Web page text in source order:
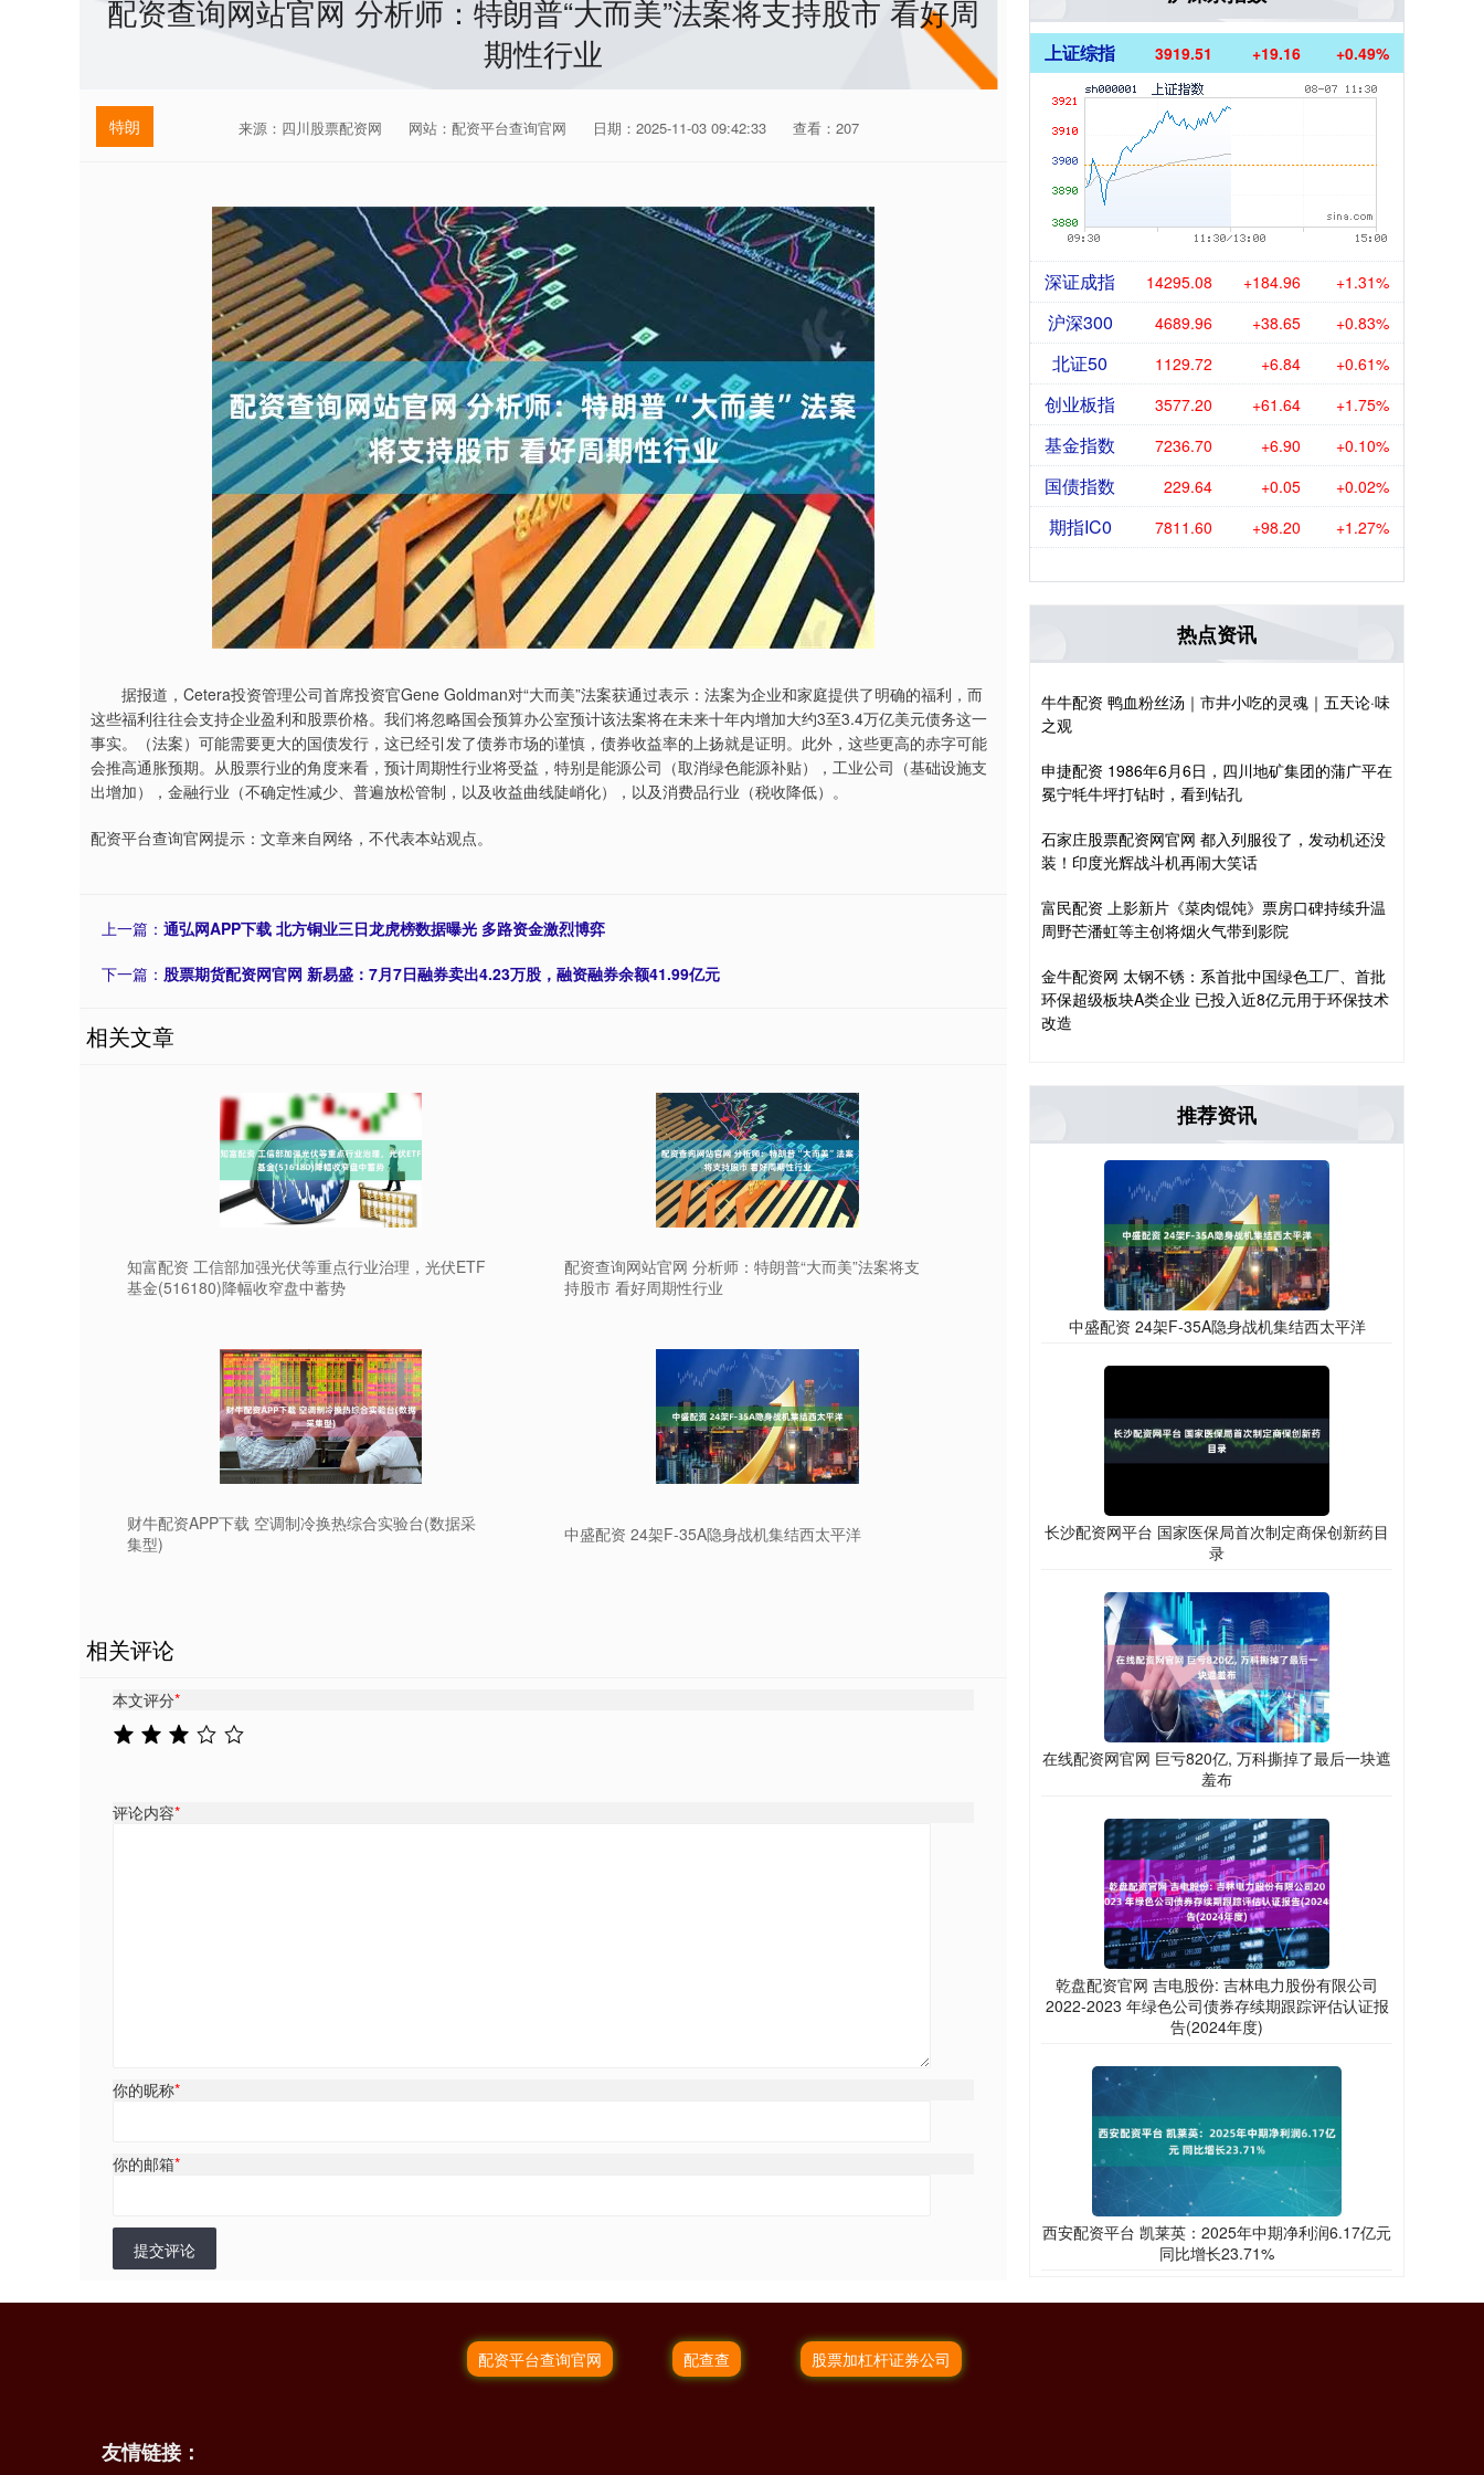
配资查询网站官网 分析师：特朗普“大而美”法案将支持股市 看好周
期性行业
特朗 来源：四川股票配资网 网站：配资平台查询官网 日期：2025-11-03 09:42:33 查看：207
据报道，Cetera投资管理公司首席投资官Gene Goldman对“大而美”法案获通过表示：法案为企业和家庭提供了明确的福利，而
这些福利往往会支持企业盈利和股票价格。我们将忽略国会预算办公室预计该法案将在未来十年内增加大约3至3.4万亿美元债务这一
事实。（法案）可能需要更大的国债发行，这已经引发了债券市场的谨慎，债券收益率的上扬就是证明。此外，这些更高的赤字可能
会推高通胀预期。从股票行业的角度来看，预计周期性行业将受益，特别是能源公司（取消绿色能源补贴），工业公司（基础设施支
出增加），金融行业（不确定性减少、普遍放松管制，以及收益曲线陡峭化），以及消费品行业（税收降低）。
配资平台查询官网提示：文章来自网络，不代表本站观点。
上一篇： 通弘网APP下载 北方铜业三日龙虎榜数据曝光 多路资金激烈博弈
下一篇： 股票期货配资网官网 新易盛：7月7日融券卖出4.23万股，融资融券余额41.99亿元
相关文章
知富配资 工信部加强光伏等重点行业治理，光伏ETF
基金(516180)降幅收窄盘中蓄势
配资查询网站官网 分析师：特朗普“大而美”法案将支
持股市 看好周期性行业
财牛配资APP下载 空调制冷换热综合实验台(数据采
集型)
中盛配资 24架F-35A隐身战机集结西太平洋
相关评论
本文评分*
评论内容*
你的昵称*
你的邮箱*
提交评论
上证综指 3919.51 +19.16 +0.49%
深证成指 14295.08 +184.96 +1.31%
沪深300 4689.96 +38.65 +0.83%
北证50 1129.72 +6.84 +0.61%
创业板指 3577.20 +61.64 +1.75%
基金指数 7236.70 +6.90 +0.10%
国债指数 229.64 +0.05 +0.02%
期指IC0 7811.60 +98.20 +1.27%
热点资讯
牛牛配资 鸭血粉丝汤｜市井小吃的灵魂｜五天论·味
之观
申捷配资 1986年6月6日，四川地矿集团的蒲广平在
冕宁牦牛坪打钻时，看到钻孔
石家庄股票配资网官网 都入列服役了，发动机还没
装！印度光辉战斗机再闹大笑话
富民配资 上影新片《菜肉馄饨》票房口碑持续升温
周野芒潘虹等主创将烟火气带到影院
金牛配资网 太钢不锈：系首批中国绿色工厂、首批
环保超级板块A类企业 已投入近8亿元用于环保技术
改造
推荐资讯
中盛配资 24架F-35A隐身战机集结西太平洋
长沙配资网平台 国家医保局首次制定商保创新药目
录
在线配资网官网 巨亏820亿, 万科撕掉了最后一块遮
羞布
乾盘配资官网 吉电股份: 吉林电力股份有限公司
2022-2023 年绿色公司债券存续期跟踪评估认证报
告(2024年度)
西安配资平台 凯莱英：2025年中期净利润6.17亿元
同比增长23.71%
配资平台查询官网 配查查 股票加杠杆证券公司
友情链接：